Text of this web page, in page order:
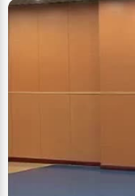
女孩子的牧师职业，后来
会沉溺其中，可能跟兴趣
秋婷感受很深，她亲眼看
成绩一落千丈，最后成了
娱乐的产品，但对于一些
所以，奉劝那些自控能力